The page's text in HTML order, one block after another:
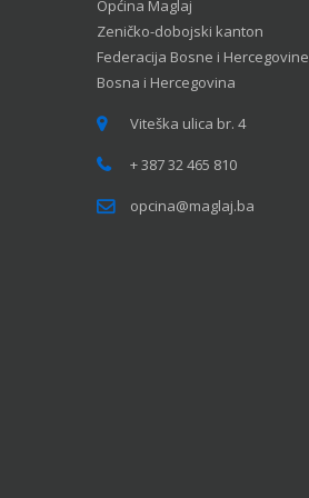
Općina Maglaj
Zeničko-dobojski kanton
Federacija Bosne i Hercegovine
Bosna i Hercegovina
Viteška ulica br. 4
+ 387 32 465 810
opcina@maglaj.ba